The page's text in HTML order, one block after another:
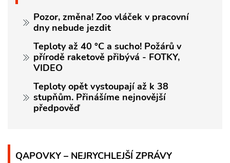
Pozor, změna! Zoo vláček v pracovní
dny nebude jezdit
Teploty až 40 °C a sucho! Požárů v
přírodě raketově přibývá - FOTKY,
VIDEO
Teploty opět vystoupají až k 38
stupňům. Přinášíme nejnovější
předpověď
QAPOVKY – NEJRYCHLEJŠÍ ZPRÁVY